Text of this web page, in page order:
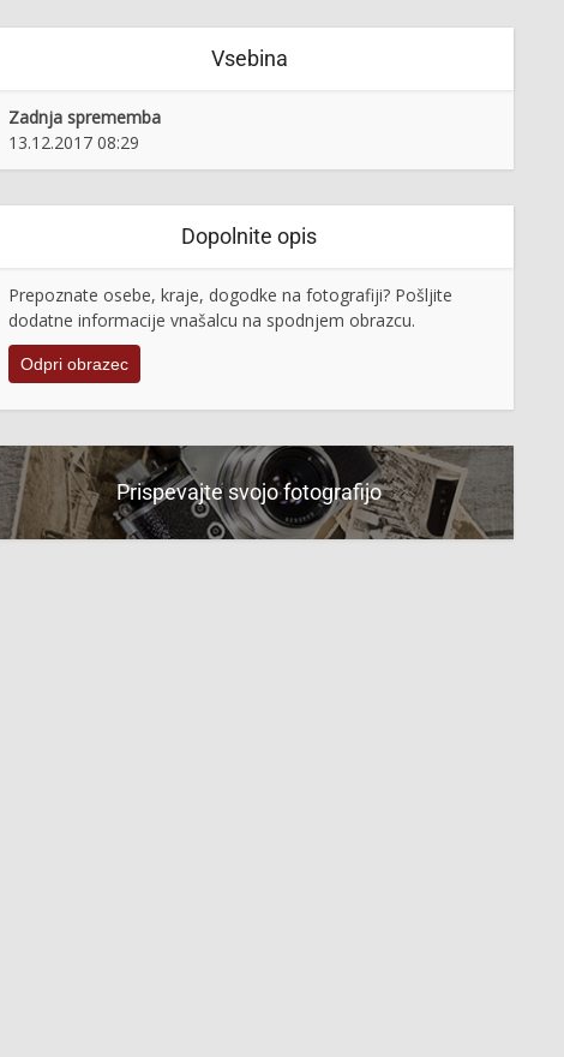
Vsebina
Zadnja sprememba
13.12.2017 08:29
Dopolnite opis
Prepoznate osebe, kraje, dogodke na fotografiji? Pošljite
dodatne informacije vnašalcu na spodnjem obrazcu.
Odpri obrazec
Prispevajte svojo fotografijo